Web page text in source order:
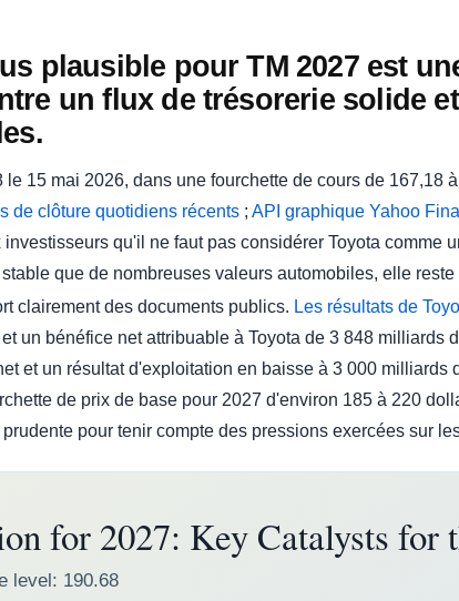
plausible pour TM 2027 est
un flux de trésorerie solide
le 15 mai 2026, dans une fourchette de cours de 167,18
de clôture quotidiens récents; API graphique Yahoo
qu'il ne faut pas considérer Toyota comme
que de nombreuses valeurs automobiles, elle
clairement des documents publics. Les résultats de
un bénéfice net attribuable à Toyota de 3 848 milliards
et un résultat d'exploitation en baisse à 3 000 milliards
de prix de base pour 2027 d'environ 185 à 220
pour tenir compte des pressions exercées sur